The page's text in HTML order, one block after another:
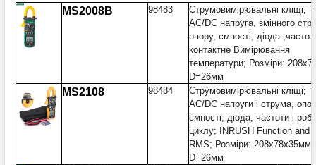
MS2008B 98483
Струмовимірювальні кліщі;
AC/DC напруга, змінного
опору, ємності, діода
контактне Вимірювання
температури; Розміри:
D=26мм
MS2108 98484
Струмовимірювальні кліщі;
AC/DC напруги і струма,
ємності, діода, частоти і
циклу; INRUSH Function and
RMS; Розміри: 208x78x35мм
D=26мм